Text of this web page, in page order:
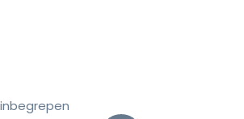
inbegrepen